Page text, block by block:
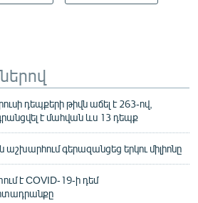
դեպքերի թիվն աճել է 263-ով,
է մահվան ևս 13 դեպք
աշխարհում գերազանցեց երկու միլիոնը
է COVID-19-ի դեմ